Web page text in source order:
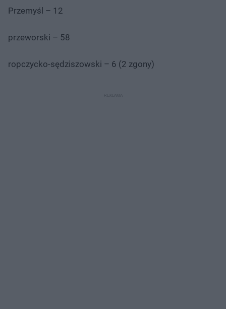
Przemyśl – 12
przeworski – 58
ropczycko-sędziszowski – 6 (2 zgony)